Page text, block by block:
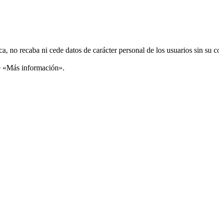
recaba ni cede datos de carácter personal de los usuarios sin su
«Más información».